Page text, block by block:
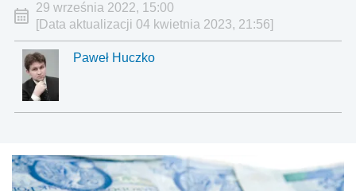
29 września 2022, 15:00
[Data aktualizacji 04 kwietnia 2023, 21:56]
Paweł Huczko